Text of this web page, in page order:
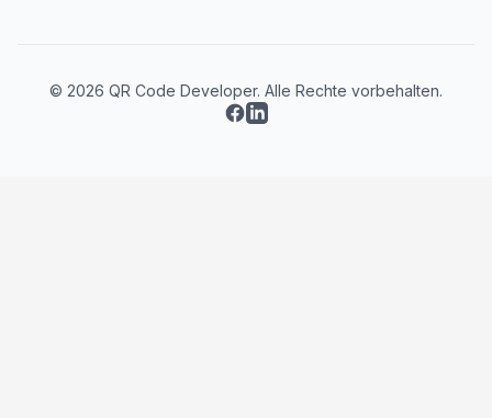
© 2026 QR Code Developer. Alle Rechte vorbehalten.